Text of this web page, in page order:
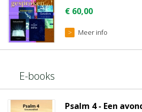
€ 60,00
Meer info
E-books
Psalm 4 - Een